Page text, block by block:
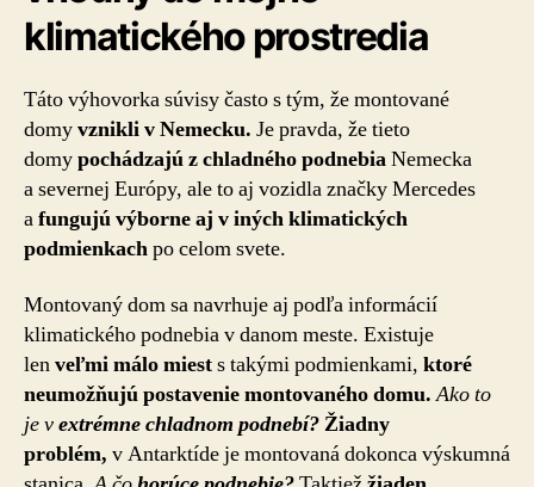
klimatického prostredia
Táto výhovorka súvisy často s tým, že montované
domyvznikli v Nemecku. Je pravda, že tieto
domypochádzajú z chladného podnebiaNemecka
a severnej Európy, ale to aj vozidla značky Mercedes
afungujú výborne aj v iných klimatických
podmienkachpo celom svete.
Montovaný dom sa navrhuje aj podľa informácií
klimatického podnebia v danom meste. Existuje
lenveľmi málo miests takými podmienkami, ktoré
neumožňujú postavenie montovaného domu. Ako to
je vextrémne chladnom podnebí?Žiadny
problém, v Antarktíde je montovaná dokonca výskumná